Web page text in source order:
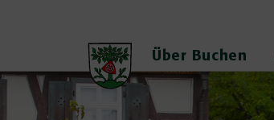
Über Buchen